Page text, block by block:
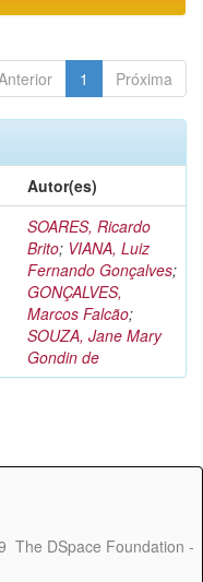
1 Próxima
Autor(es)
SOARES, Ricardo
Brito; VIANA, Luiz
Fernando Gonçalves;
GONÇALVES,
Marcos Falcão;
SOUZA, Jane Mary
Gondin de
The DSpace Foundation -